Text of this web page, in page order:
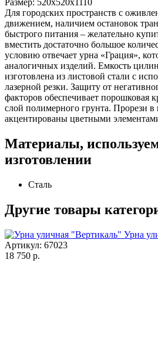
Размер: 520х520х1110
Для городских пространств с
движением, наличием остановок
быстрого питания – желательно
вместить достаточно большое
условию отвечает урна «Грация»,
аналогичных изделий. Емкость
изготовлена из листовой стали с
лазерной резки. Защиту от
факторов обеспечивает порошковая
слой полимерного грунта. Прорези в
акцентированы цветными
Материалы,
изготовлении
Сталь
Другие товары
Урна
Артикул: 67023
18 750 р.